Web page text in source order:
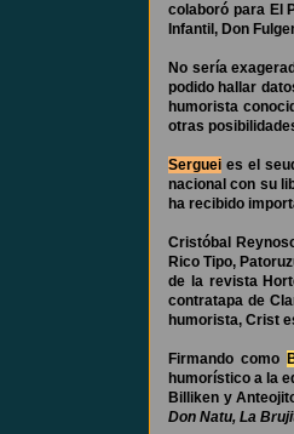
colaboró para El
Infantil, Don
No sería
podido hallar
humorista
otras
Serguei es el
nacional con su
ha recibido
Cristóbal
Rico Tipo,
de la revista
contratapa de
humorista, Crist
Firmando como
humorístico a la
Billiken y
Don Natu, La